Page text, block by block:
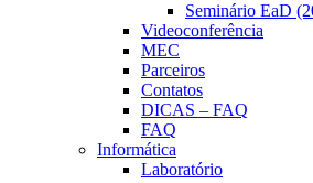
Seminário EaD
Videoconferência
MEC
Parceiros
Contatos
DICAS – FAQ
FAQ
Informática
Laboratório